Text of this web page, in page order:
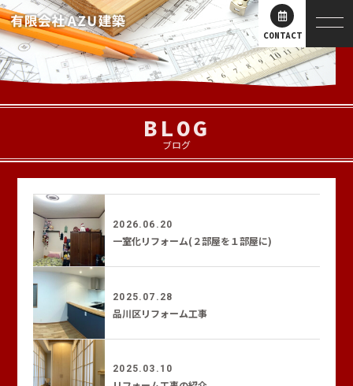
CONTACT
BLOG
ブログ
2026.06.20
一室化リフォーム(２部屋を１部屋に)
2025.07.28
品川区リフォーム工事
2025.03.10